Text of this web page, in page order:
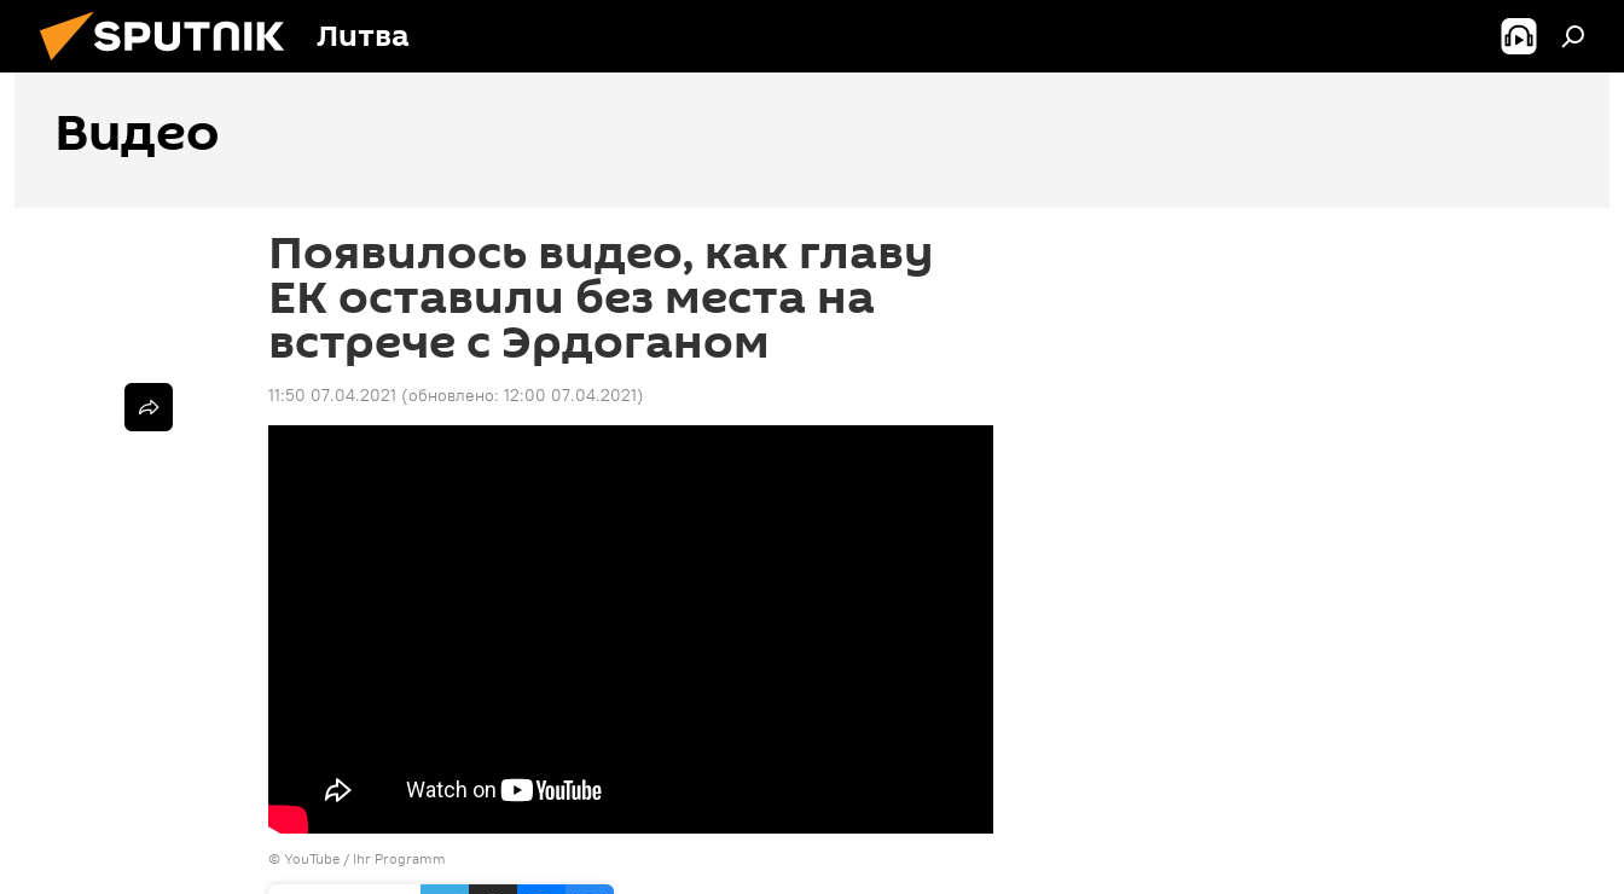
Литва
Видео
Появилось видео, как главу
ЕК оставили без места на
встрече с Эрдоганом
11:50 07.04.2021 (обновлено: 12:00 07.04.2021)
© YouTube / Ihr Programm